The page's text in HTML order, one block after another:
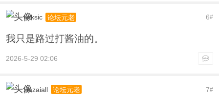
6#
wrksic 论坛元老
我只是路过打酱油的。
2026-5-29 02:06
7#
xiazaiall 论坛元老